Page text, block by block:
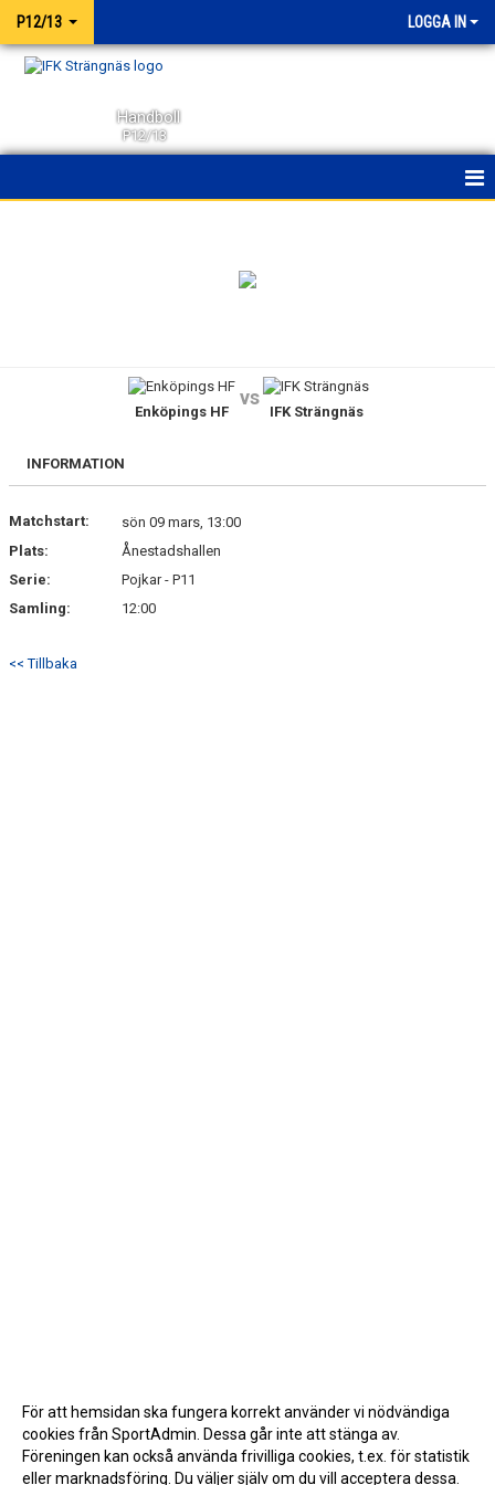
P12/13 LOGGA IN
Handboll
P12/13
BILDGALLERI
KONTAKT
BÖRJA SPELA HANDBOLL HOS P12/13 LAGET
Enköpings HF
vs
IFK Strängnäs
INFORMATION
Matchstart:
sön 09 mars, 13:00
Plats:
Ånestadshallen
Serie:
Pojkar - P11
Samling:
12:00
<< Tillbaka
För att hemsidan ska fungera korrekt använder vi nödvändiga
cookies från SportAdmin. Dessa går inte att stänga av.
Föreningen kan också använda frivilliga cookies, t.ex. för statistik
eller marknadsföring. Du väljer själv om du vill acceptera dessa.